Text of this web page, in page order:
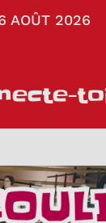
AOÛT 2026